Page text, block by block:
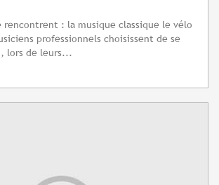
rencontrent : la musique classique le vélo
professionnels choisissent de se
lors de leurs...